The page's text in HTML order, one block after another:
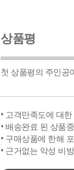
상품평
첫 상품평의 주인공
• 고객만족도에 대
• 배송완료 된 상품
• 구매상품에 한해
• 근거없는 악성 비